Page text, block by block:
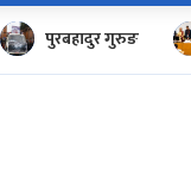
पुरबहादुर गुरुङ